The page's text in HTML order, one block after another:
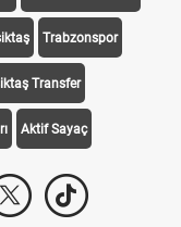
Trabzonspor
Transfer
Aktif Sayaç